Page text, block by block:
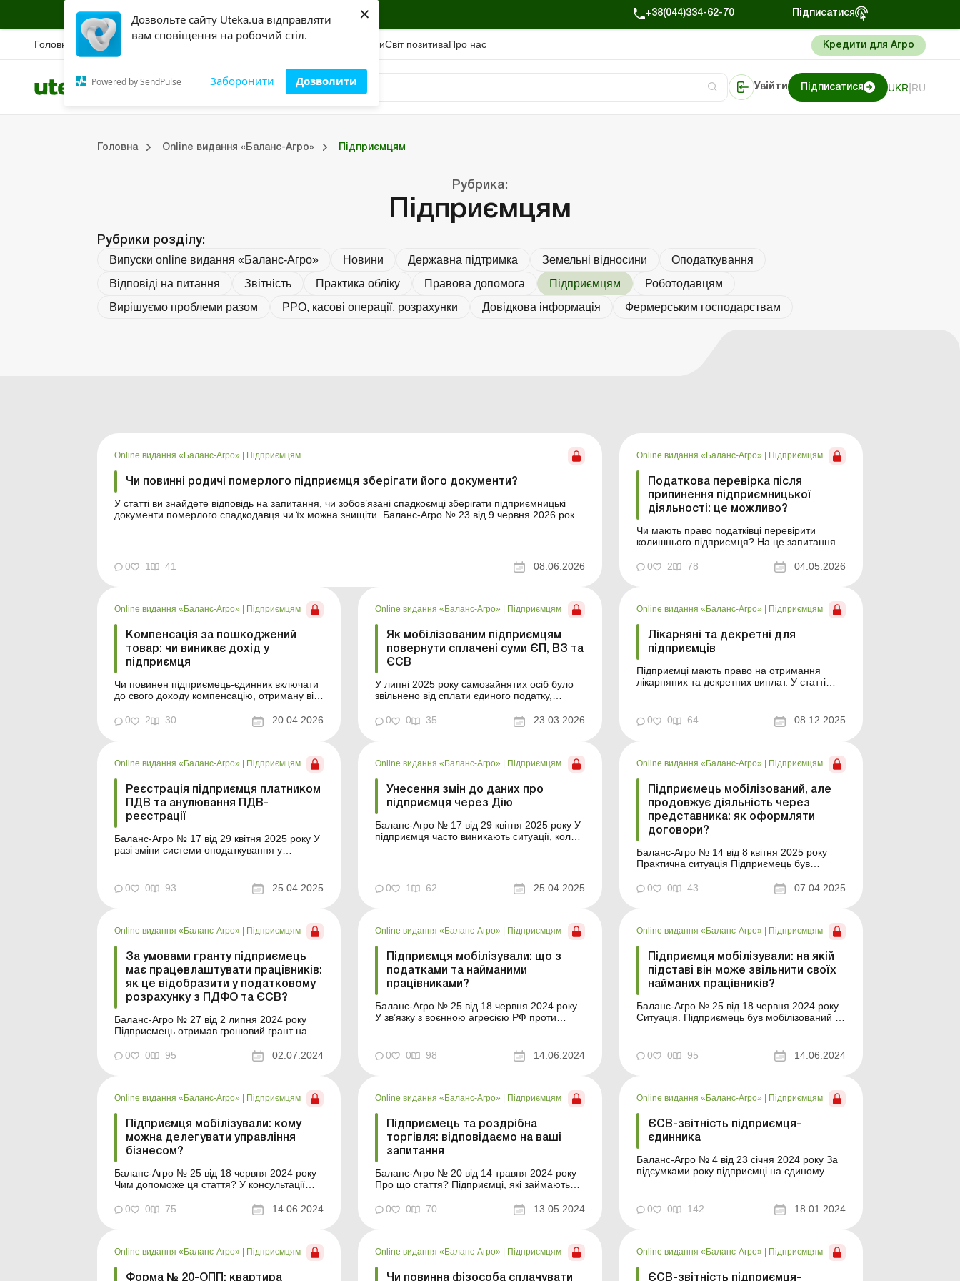
Дозвольте сайту Uteka.ua відправляти
вам сповіщення на робочий стіл.
Powered by SendPulse Заборонити Дозволити
×
Підписуйся на інформаційну страховку бухгалтера +38(044)334-62-70 Підписатися
Головна НовиниВебінари Спецрозбір Правова база СервісиСвiт позитиваПро нас Кредити для Агро
Розділи Всі категорії Увійти Підписатися UKR RU
Головна Online видання «Баланс-Агро» Підприємцям
Рубрика:
Підприємцям
Рубрики розділу:
Випуски online видання «Баланс-Агро» Новини Державна підтримка Земельні відносини
Оподаткування
Відповіді на питання
Звітність Практика обліку Правова допомога Підприємцям
Роботодавцям
Вирішуємо проблеми разом
РРО, касові операції, розрахунки Довідкова інформація Фермерським господарствам
Online видання «Баланс-Агро» Підприємцям
Чи повинні родичі померлого підприємця зберігати його документи?
У статті ви знайдете відповідь на запитання, чи зобов’язані спадкоємці зберігати підприємницькі
документи померлого спадкодавця чи їх можна знищіти. Баланс-Агро № 23 від 9 червня 2026 року
0 1 41 08.06.2026
Online видання «Баланс-Агро» Підприємцям
Податкова перевірка після
припинення підприємницької
діяльності: це можливо?
Чи мають право податківці перевірити
колишнього підприємця? На це запитання
травня 2026 року Підприємець припинив
свою діяльність ще в липні 2025 року, тобто
несподіванкою отримання від податкового
органу повідомлення про...
0 2 78 04.05.2026
Online видання «Баланс-Агро» Підприємцям
Компенсація за пошкоджений
товар: чи виникає дохід у
підприємця
Чи повинен підприємець-єдинник включати
до свого доходу компенсацію, отриману від
транспортування? Чи вважається така
виплата підприємницьким доходом та як
2026 року Ситуац...
0 2 30 20.04.2026
Online видання «Баланс-Агро» Підприємцям
Як мобілізованим підприємцям
повернути сплачені суми ЄП, ВЗ та
ЄСВ
У липні 2025 року самозайнятих осіб було
звільнено від сплати єдиного податку,
їхньої військової служби (після мобілізаціїї
або за контрактом). Дізнайтеся, чи можуть
платежів, сплачені рані...
0 0 35 23.03.2026
Online видання «Баланс-Агро» Підприємцям
Лікарняні та декретні для
підприємців
Підприємці мають право на отримання
лікарняних та декретних виплат. У статті
непрацездатності та допомогу у зв’язку з
вагітністю та пологами, а також як
0 0 64 08.12.2025
Online видання «Баланс-Агро» | Підприємцям
Реєстрація підприємця платником
ПДВ та анулювання ПДВ-
реєстрації
Баланс-Агро № 17 від 29 квітня 2025 року У
разі зміни системи оподаткування у
анулювати ПДВ-реєстрацію. Але такі
операції мають певні нюанси і наслідки, про
0 0 93 25.04.2025
Online видання «Баланс-Агро» | Підприємцям
Унесення змін до даних про
підприємця через Дію
Баланс-Агро № 17 від 29 квітня 2025 року У
підприємця часто виникають ситуації, коли
фізичних осіб – підприємців та громадських
формувань (далі – ЄДР). Найчастіше такі
0 1 62 25.04.2025
Online видання «Баланс-Агро» | Підприємцям
Підприємець мобілізований, але
продовжує діяльність через
представника: як оформляти
договори?
Баланс-Агро № 14 від 8 квітня 2025 року
Практична ситуація Підприємець був
підприємницьку діяльність, видавши для
цього довіреність своїй дружині. Довіреність
цим постало запитання: я...
0 0 43 07.04.2025
Online видання «Баланс-Агро» | Підприємцям
За умовами гранту підприємець
має працевлаштувати працівників:
як це відобразити у податковому
розрахунку з ПДФО та ЄСВ?
Баланс-Агро № 27 від 2 липня 2024 року
Підприємець отримав грошовий грант на
має працевлаштувати в себе двох
працівників. Працівники були направлені до
розрахунку з ПДФО та ЄСВ...
0 0 95 02.07.2024
Online видання «Баланс-Агро» | Підприємцям
Підприємця мобілізували: що з
податками та найманими
працівниками?
Баланс-Агро № 25 від 18 червня 2024 року
У зв’язку з воєнною агресією РФ проти
призвані фізособи, зареєстровані
суб’єктами підприємницької діяльності.
0 0 98 14.06.2024
Online видання «Баланс-Агро» | Підприємцям
Підприємця мобілізували: на якій
підставі він може звільнити своїх
найманих працівників?
Баланс-Агро № 25 від 18 червня 2024 року
Ситуація. Підприємець був мобілізований у
найманих працівників, з якими укладено
трудові договори. Наразі підприємець має
0 0 95 14.06.2024
Online видання «Баланс-Агро» Підприємцям
Підприємця мобілізували: кому
можна делегувати управління
бізнесом?
Баланс-Агро № 25 від 18 червня 2024 року
Чим допоможе ця стаття? У консультації
мобілізували, але він не бажає припиняти
підприємницьку діяльність і має намір
іншій особі. Складність цієї ситуації полягає
в тому, що зазвича...
0 0 75 14.06.2024
Online видання «Баланс-Агро» Підприємцям
Підприємець та роздрібна
торгівля: відповідаємо на ваші
запитання
Баланс-Агро № 20 від 14 травня 2024 року
Про що стаття? Підприємці, які займаються
часто звертаються до редакції з такими
(далі – ...
0 0 70 13.05.2024
Online видання «Баланс-Агро» Підприємцям
ЄСВ-звітність підприємця-
єдинника
Баланс-Агро № 4 від 23 січня 2024 року За
підсумками року підприємці на єдиному
протягом року за себе. У консультації
розповімо, як заповнити звіт щодо ЄСВ, а
0 0 142 18.01.2024
Online видання «Баланс-Агро» Підприємцям
Форма № 20-ОПП: квартира
Online видання «Баланс-Агро» Підприємцям
Чи повинна фізособа сплачувати
Online видання «Баланс-Агро» Підприємцям
ЄСВ-звітність підприємця-